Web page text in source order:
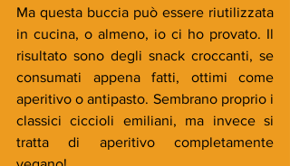
Ma questa buccia può essere riutilizzata
in cucina, o almeno, io ci ho provato. Il
risultato sono degli snack croccanti, se
consumati appena fatti, ottimi come
aperitivo o antipasto. Sembrano proprio i
classici ciccioli emiliani, ma invece si
tratta di aperitivo completamente